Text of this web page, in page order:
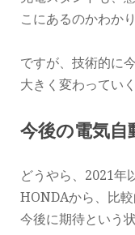
こにあるのかわか
ですが、技術的に
大きく変わってい
今後の電気自
どうやら、2021年
HONDAから、比
今後に期待という